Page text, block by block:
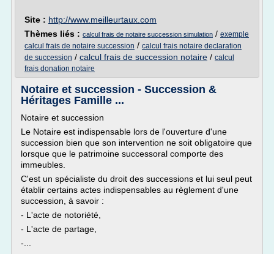
Site : http://www.meilleurtaux.com
Thèmes liés : calcul frais de notaire succession simulation / exemple
calcul frais de notaire succession / calcul frais notaire declaration
de succession / calcul frais de succession notaire / calcul
frais donation notaire
Notaire et succession - Succession &
Héritages Famille ...
Notaire et succession
Le Notaire est indispensable lors de l'ouverture d'une
succession bien que son intervention ne soit obligatoire que
lorsque que le patrimoine successoral comporte des
immeubles.
C'est un spécialiste du droit des successions et lui seul peut
établir certains actes indispensables au règlement d'une
succession, à savoir :
- L'acte de notoriété,
- L'acte de partage,
-...